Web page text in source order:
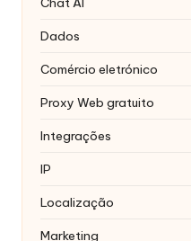
Dados
Comércio eletrónico
Proxy Web gratuito
Integrações
IP
Localização
Marketing